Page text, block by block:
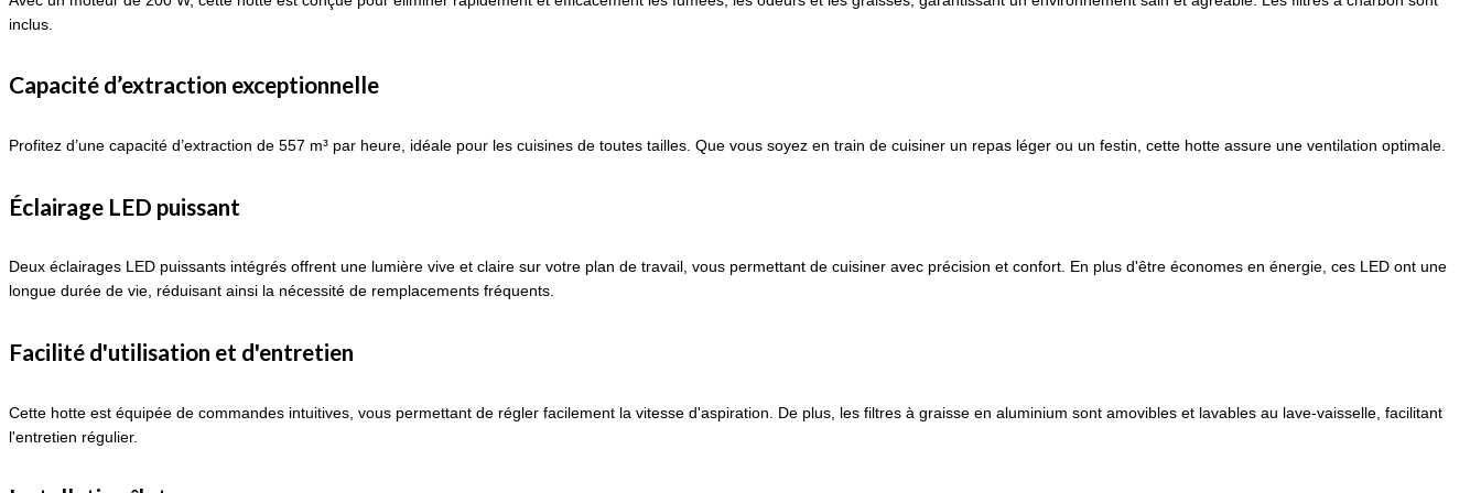
inclus.
Capacité d’extraction exceptionnelle
Profitez d’une capacité d’extraction de 557 m³ par heure, idéale pour les cuisines de toutes tailles. Que vous soyez en train de cuisiner un repas léger ou un festin, cette hotte assure une ventilation optimale.
Éclairage LED puissant
Deux éclairages LED puissants intégrés offrent une lumière vive et claire sur votre plan de travail, vous permettant de cuisiner avec précision et confort. En plus d'être économes en énergie, ces LED ont une
longue durée de vie, réduisant ainsi la nécessité de remplacements fréquents.
Facilité d'utilisation et d'entretien
Cette hotte est équipée de commandes intuitives, vous permettant de régler facilement la vitesse d'aspiration. De plus, les filtres à graisse en aluminium sont amovibles et lavables au lave-vaisselle, facilitant
l'entretien régulier.